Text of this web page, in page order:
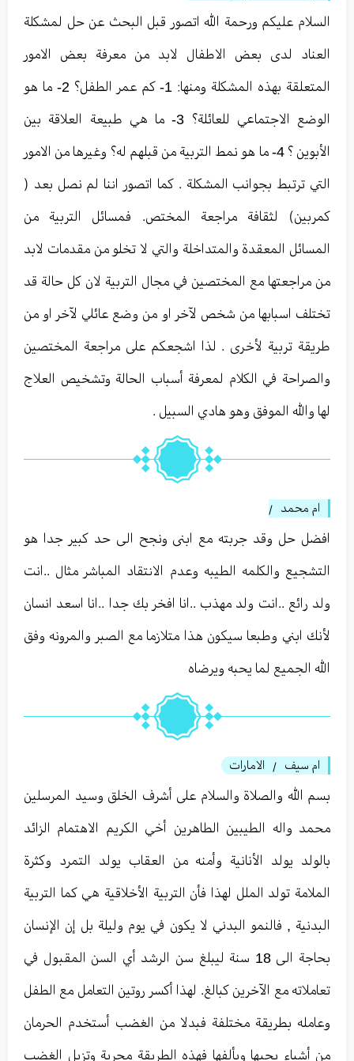
السلام عليكم ورحمة الله اتصور قبل البحث عن حل لمشكلة
العناد لدى بعض الاطفال لابد من معرفة بعض الامور
المتعلقة بهذه المشكلة ومنها: 1- كم عمر الطفل؟ 2- ما هو
الوضع الاجتماعي للعائلة؟ 3- ما هي طبيعة العلاقة بين
الأبوين ؟ 4- ما هو نمط التربية من قبلهم له؟ وغيرها من الامور
التي ترتبط بجوانب المشكلة . كما اتصور اننا لم نصل بعد (
كمربين) لثقافة مراجعة المختص. فمسائل التربية من
المسائل المعقدة والمتداخلة والتي لا تخلو من مقدمات لابد
من مراجعتها مع المختصين في مجال التربية لان كل حالة قد
تختلف اسبابها من شخص لآخر او من وضع عائلي لآخر او من
طريقة تربية لأخرى . لذا اشجعكم على مراجعة المختصين
والصراحة في الكلام لمعرفة أسباب الحالة وتشخيص العلاج
لها والله الموفق وهو هادي السبيل .
ام محمد /
افضل حل وقد جربته مع ابنى ونجح الى حد كبير جدا هو
التشجيع والكلمه الطيبه وعدم الانتقاد المباشر مثال ..انت
ولد رائع ..انت ولد مهذب ..انا افخر بك جدا ..انا اسعد انسان
لأنك ابني وطبعا سيكون هذا متلازما مع الصبر والمرونه وفق
الله الجميع لما يحبه ويرضاه
ام سيف / الامارات
بسم الله والصلاة والسلام على أشرف الخلق وسيد المرسلين
محمد واله الطيبين الطاهرين أخي الكريم الاهتمام الزائد
بالولد يولد الأنانية وأمنه من العقاب يولد التمرد وكثرة
الملامة تولد الملل لهذا فأن التربية الأخلاقية هي كما التربية
البدنية , فالنمو البدني لا يكون في يوم وليلة بل إن الإنسان
بحاجة الى 18 سنة ليبلغ سن الرشد أي السن المقبول في
تعاملاته مع الآخرين كبالغ. لهذا أكسر روتين التعامل مع الطفل
وعامله بطريقة مختلفة فبدلا من الغضب أستخدم الحرمان
من أشياء يحبها ويألفها فهذه الطريقة مجربة وتزيل الغضب